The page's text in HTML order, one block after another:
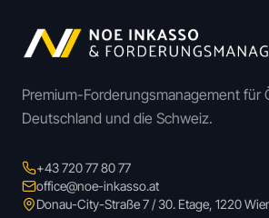
Premium-Forderungsmanagement für
Deutschland und die Schweiz.
+43 720 77 80 77
office@noe-inkasso.at
Donau-City-Straße 7 / 30. Etage, 1220